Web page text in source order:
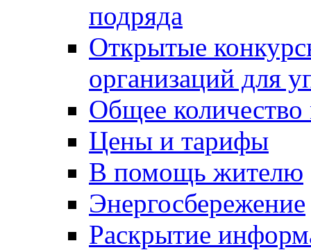
подряда
Открытые
организаций для
Общее
Цены и тарифы
В помощь жителю
Энергосбережение
Раскрытие